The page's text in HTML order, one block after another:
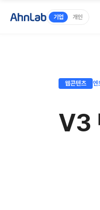
기업 개인
웹콘텐츠 엔
V3